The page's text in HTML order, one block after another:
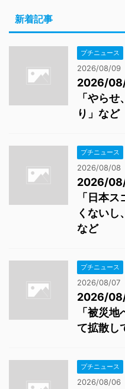
新着記事
プチニュース
2026/08/09
2026/08/
「やら
り」など
プチニュース
2026/08/08
2026/08/
「日本
くないし
など
プチニュース
2026/08/07
2026/08/
「被災
て拡散し
プチニュース
2026/08/06